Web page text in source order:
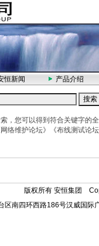
恒新闻 产品介绍
，您可以得到符合关键字的
络维护论坛》《布线测试论
版权所有 安恒集团
区南四环西路186号汉威国